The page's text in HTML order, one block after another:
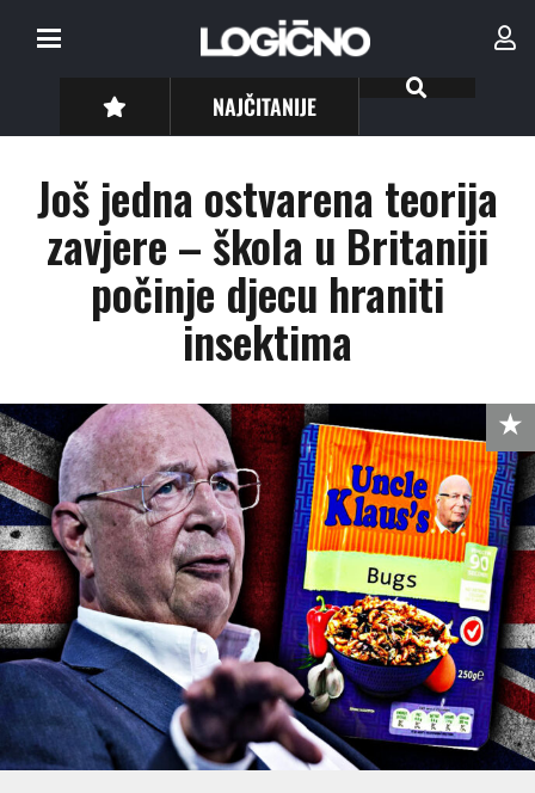
NAJČITANIJE
Još jedna ostvarena teorija
zavjere – škola u Britaniji
počinje djecu hraniti
insektima